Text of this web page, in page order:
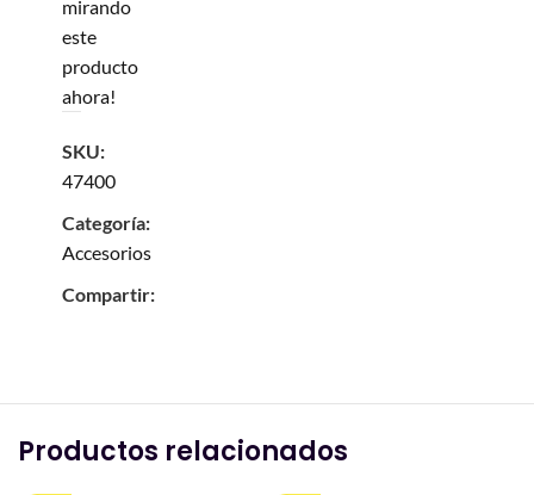
mirando
este
producto
ahora!
SKU:
47400
Categoría:
Accesorios
Compartir:
Productos relacionados